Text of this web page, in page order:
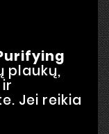
plaukų,
Jei reikia